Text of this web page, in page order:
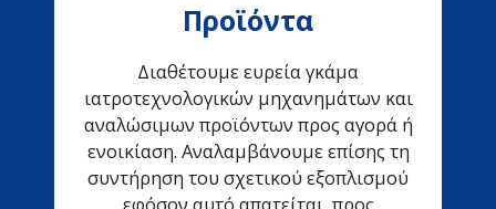
Προϊόντα
Διαθέτουμε ευρεία γκάμα
ιατροτεχνολογικών μηχανημάτων και
αναλώσιμων προϊόντων προς αγορά ή
ενοικίαση. Αναλαμβάνουμε επίσης τη
συντήρηση του σχετικού εξοπλισμού